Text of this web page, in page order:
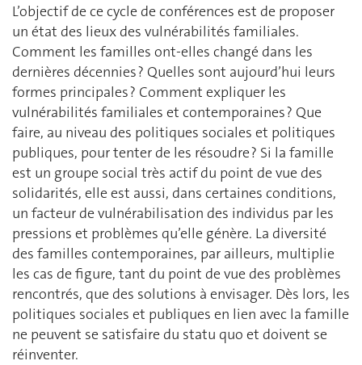
L’objectif de ce cycle de conférences est de proposer
un état des lieux des vulnérabilités familiales.
Comment les familles ont-elles changé dans les
dernières décennies ? Quelles sont aujourd’hui leurs
formes principales ? Comment expliquer les
vulnérabilités familiales et contemporaines ? Que
faire, au niveau des politiques sociales et politiques
publiques, pour tenter de les résoudre ? Si la famille
est un groupe social très actif du point de vue des
solidarités, elle est aussi, dans certaines conditions,
un facteur de vulnérabilisation des individus par les
pressions et problèmes qu’elle génère. La diversité
des familles contemporaines, par ailleurs, multiplie
les cas de figure, tant du point de vue des problèmes
rencontrés, que des solutions à envisager. Dès lors, les
politiques sociales et publiques en lien avec la famille
ne peuvent se satisfaire du statu quo et doivent se
réinventer.